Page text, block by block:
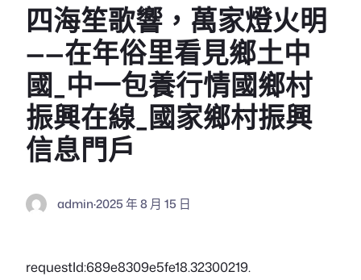
四海笙歌響，萬家燈火明
——在年俗里看見鄉土中
國_中一包養行情國鄉村
振興在線_國家鄉村振興
信息門戶
admin·2025 年 8 月 15 日
requestId:689e8309e5fe18.32300219.